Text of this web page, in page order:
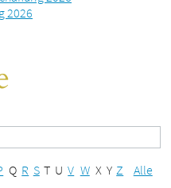
2026
Q R S T U V W X Y Z Alle